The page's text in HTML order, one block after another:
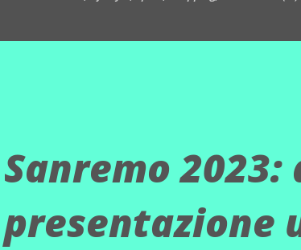
Sanremo
presentazione